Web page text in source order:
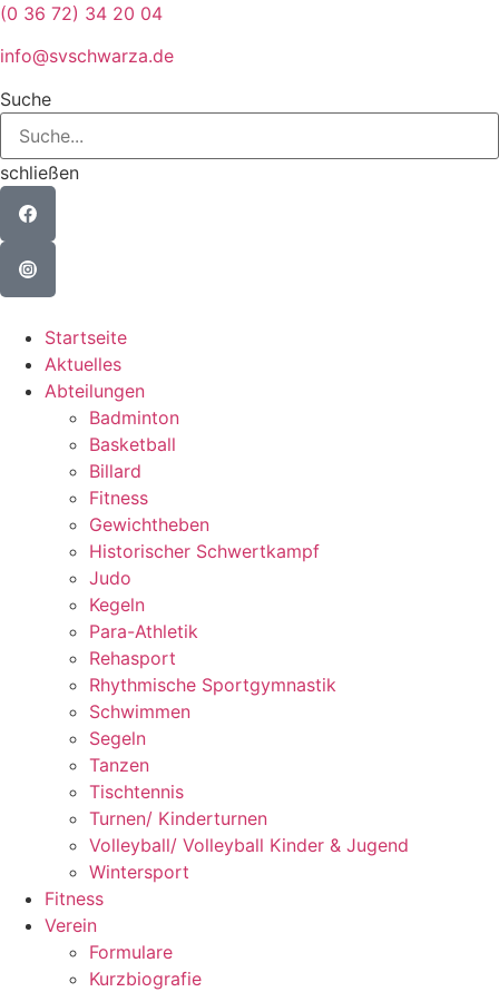
Zum
wechseln
(0 36 72) 34 20 04
info@svschwarza.de
Suche
schließen
Startseite
Aktuelles
Abteilungen
Badminton
Basketball
Billard
Fitness
Gewichtheben
Historischer Schwertkampf
Judo
Kegeln
Para-Athletik
Rehasport
Rhythmische Sportgymnastik
Schwimmen
Segeln
Tanzen
Tischtennis
Turnen/ Kinderturnen
Volleyball/ Volleyball Kinder & Jugend
Wintersport
Fitness
Verein
Formulare
Kurzbiografie